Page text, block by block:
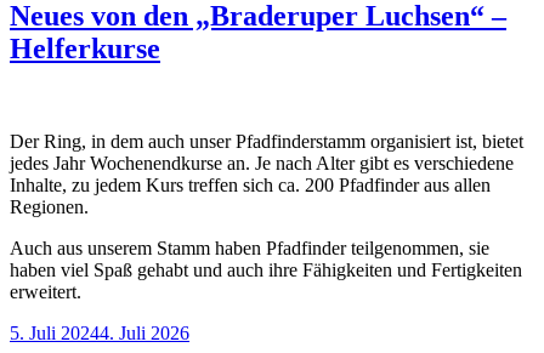
Neues von den „Braderuper Luchsen“ –
Helferkurse
Der Ring, in dem auch unser Pfadfinderstamm organisiert ist, bietet
jedes Jahr Wochenendkurse an. Je nach Alter gibt es verschiedene
Inhalte, zu jedem Kurs treffen sich ca. 200 Pfadfinder aus allen
Regionen.
Auch aus unserem Stamm haben Pfadfinder teilgenommen, sie
haben viel Spaß gehabt und auch ihre Fähigkeiten und Fertigkeiten
erweitert.
Veröffentlicht
5. Juli 20244. Juli 2026